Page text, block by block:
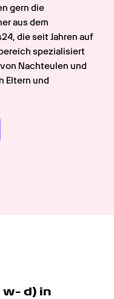
gern die
aus dem
die seit Jahren auf
spezialisiert
Nachteulen und
Eltern und
d) in